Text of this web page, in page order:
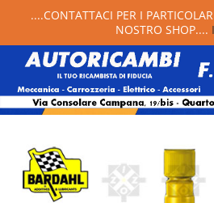
....CONTATTACI PER I
NOSTRO SHOP....